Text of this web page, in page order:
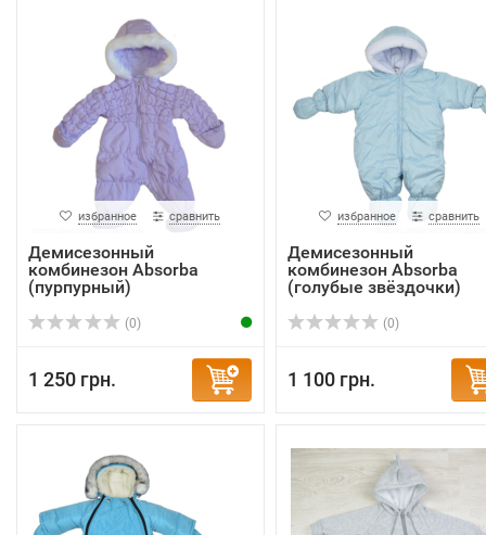
избранное сравнить
Демисезонный
комбинезон Absorba
(пурпурный)
(0)
1 250 грн.
избранное сравнить
Демисезонный
комбинезон Absorba
(голубые звёздочки)
(0)
1 100 грн.